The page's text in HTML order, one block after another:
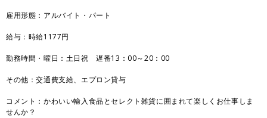
雇用形態：アルバイト・パート
給与：時給1177円
勤務時間・曜日：土日祝 遅番13：00～20：00
その他：交通費支給、エプロン貸与
コメント：かわいい輸入食品とセレクト雑貨に囲まれて楽しくお仕事しま
せんか？